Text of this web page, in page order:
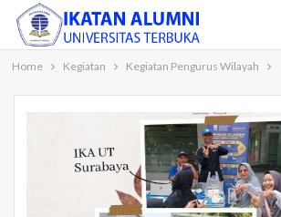
Home Kegiatan Kegiatan Pengurus Wilayah